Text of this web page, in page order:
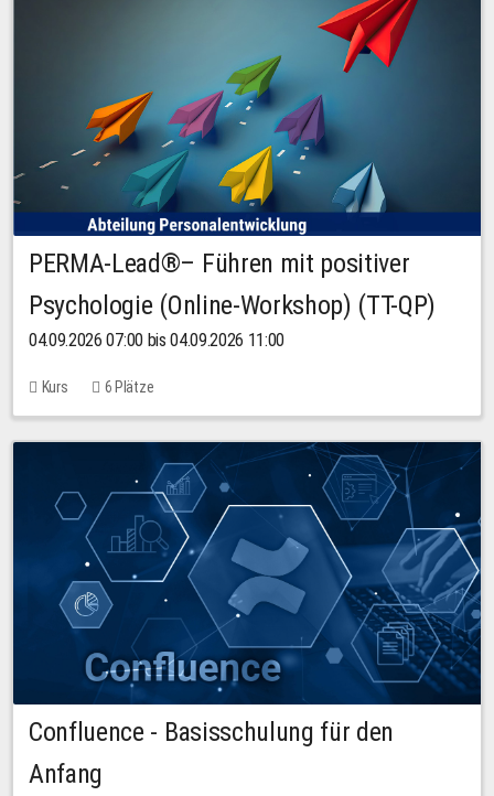
PERMA-Lead®– Führen mit positiver
Psychologie (Online-Workshop) (TT-QP)
04.09.2026 07:00 bis 04.09.2026 11:00
Kurs 6 Plätze
Confluence - Basisschulung für den
Anfang